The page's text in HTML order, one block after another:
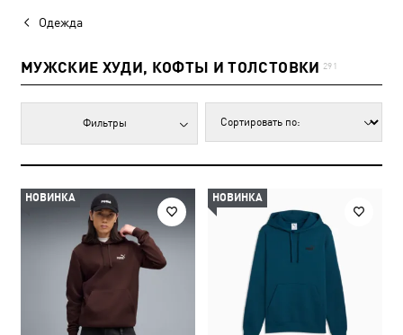
Одежда
МУЖСКИЕ ХУДИ, КОФТЫ И ТОЛСТОВКИ 291
Фильтры
НОВИНКА НОВИНКА